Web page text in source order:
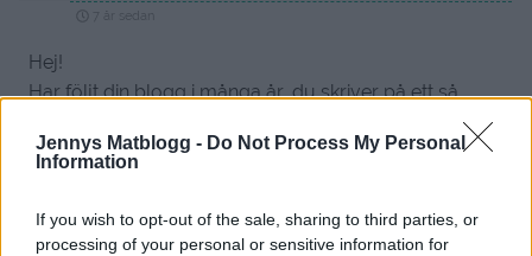
Jennys Matblogg - Do Not Process My Personal
Information
If you wish to opt-out of the sale, sharing to third parties, or
processing of your personal or sensitive information for
Hej!
Har följt din blogg i många år, du skriver på ett så
tilltalande sätt och hela din personlighet strålar igenom
din blogg. Det känns nästan som om man känner dig
bara få ge lite feedback sim jag upplevt kring din blogg
senaste halvåret ungefär. Det känns någonstans som